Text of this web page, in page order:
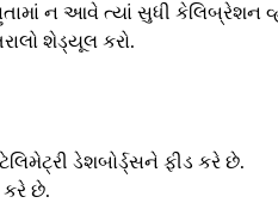
ન આવે ત્યાં સુધી કેલિબ્રેશન
શેડ્યૂલ કરો.
ડેશબોર્ડ્સને ફીડ કરે છે.
કરે છે.